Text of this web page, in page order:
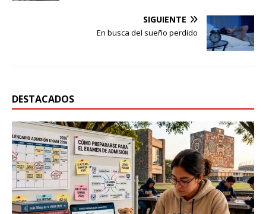
SIGUIENTE
En busca del sueño perdido
DESTACADOS